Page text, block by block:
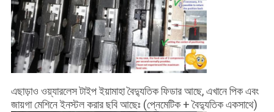
এছাড়াও ওয়্যারলেস টাইপ ইয়ামাহা বৈদ্যুতিক ফিডার আছে, এখানে পিক এবং
জায়গা মেশিনে ইনস্টল করার ছবি আছেঃ (প্নেমেটিক + বৈদ্যুতিক একসাথে)